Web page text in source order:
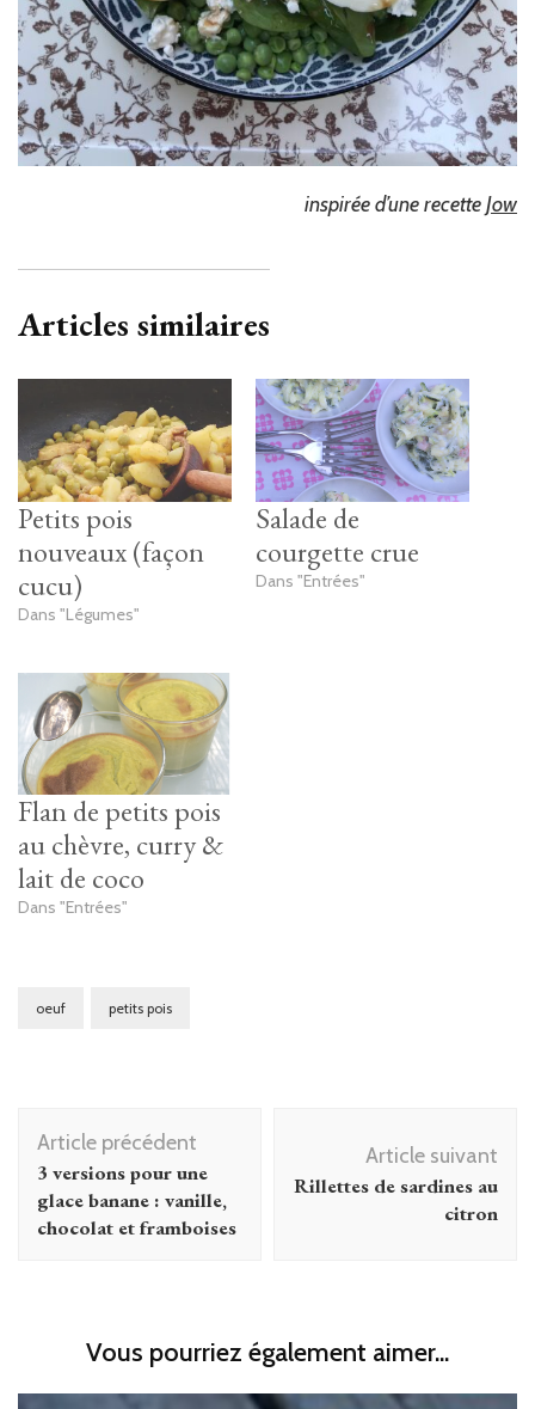
inspirée d’une recetteJow
Articles similaires
Petits pois
nouveaux (façon
cucu)
Dans "Légumes"
Salade de
courgette crue
Dans "Entrées"
Flan de petits pois
au chèvre, curry &
lait de coco
Dans "Entrées"
oeuf petits pois
Navigation
d'article
Article précédent
3 versions pour une
glace banane : vanille,
chocolat et framboises
Article suivant
Rillettes de sardines au
citron
Vous pourriez également aimer...